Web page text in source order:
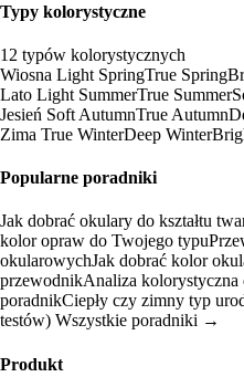
Typy kolorystyczne
12 typów kolorystycznych
Wiosna Light SpringTrue Spring
Lato Light SummerTrue Summer
Jesień Soft AutumnTrue Autumn
Zima True WinterDeep Winter
Popularne poradniki
Jak dobrać okulary do kształtu
kolor opraw do Twojego typu
okularowychJak dobrać kolor
przewodnikAnaliza
poradnikCiepły czy zimny typ
testów) Wszystkie poradniki →
Produkt